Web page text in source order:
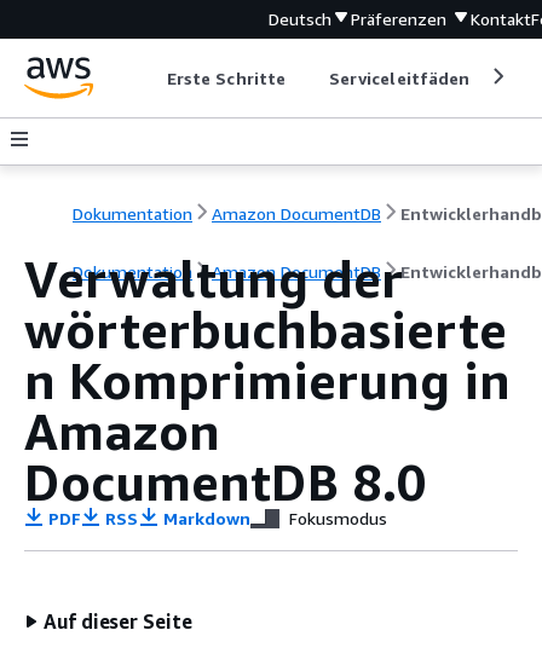
Deutsch Präferenzen Kontakt
Erste Schritte Serviceleitfäden
Dokumentation Amazon DocumentDB
Dokumentation Amazon DocumentDB
Verwaltung der
wörterbuchbasierte
n Komprimierung in
Amazon
DocumentDB 8.0
PDF RSS Markdown Fokusmodus
Auf dieser Seite